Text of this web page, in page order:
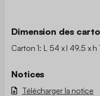
Dimension des
Carton 1: L 54 x l 49.5 x h
Notices
Télécharger la notice